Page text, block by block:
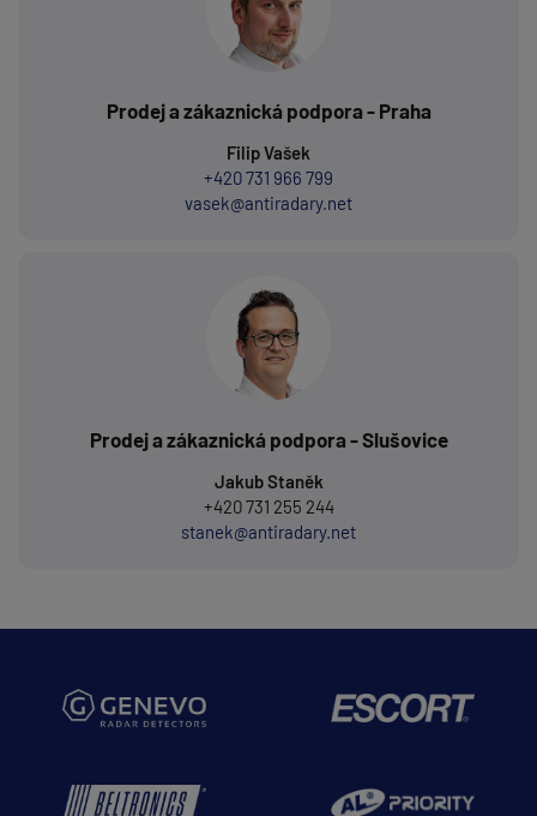
Prodej a zákaznická podpora - Praha
Filip Vašek
+420 731 966 799
vasek@antiradary.net
Prodej a zákaznická podpora - Slušovice
Jakub Staněk
+420 731 255 244
stanek@antiradary.net